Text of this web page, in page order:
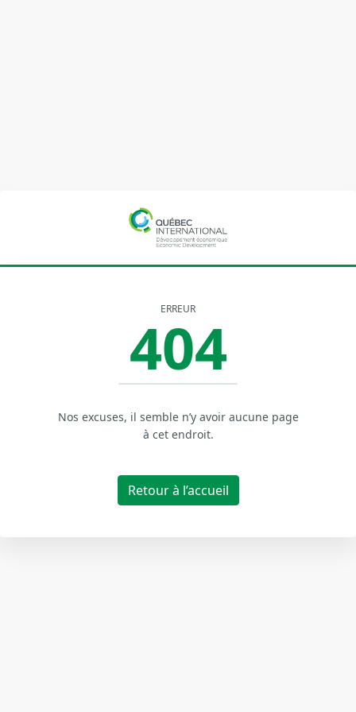
ERREUR
404
Nos excuses, il semble n’y avoir aucune page
à cet endroit.
Retour à l’accueil